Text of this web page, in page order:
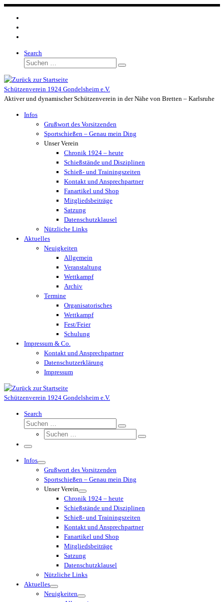
Zum
Inhalt
springen
Search
Suche
Suchen …
Schützenverein 1924 Gondelsheim e.V.
Aktiver und dynamischer Schützenverein in der Nähe von Bretten – Karlsruhe
Infos
Grußwort des Vorsitzenden
Sportschießen – Genau mein Ding
Unser Verein
Chronik 1924 – heute
Schießstände und Disziplinen
Schieß- und Trainingszeiten
Kontakt und Ansprechpartner
Fanartikel und Shop
Mitgliedsbeiträge
Satzung
Datenschutzklausel
Nützliche Links
Aktuelles
Neuigkeiten
Allgemein
Veranstaltung
Wettkampf
Archiv
Termine
Organisatorisches
Wettkampf
Fest/Feier
Schulung
Impressum & Co.
Kontakt und Ansprechpartner
Datenschutzerklärung
Impressum
Schützenverein 1924 Gondelsheim e.V.
Search
Suche
Suchen …
Suche
Suchen …
Menü
Infos
Grußwort des Vorsitzenden
Sportschießen – Genau mein Ding
Unser Verein
Chronik 1924 – heute
Schießstände und Disziplinen
Schieß- und Trainingszeiten
Kontakt und Ansprechpartner
Fanartikel und Shop
Mitgliedsbeiträge
Satzung
Datenschutzklausel
Nützliche Links
Aktuelles
Neuigkeiten